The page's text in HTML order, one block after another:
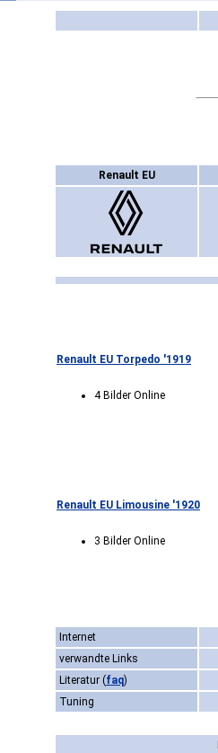
Renault EU
Renault EU Torpedo '1919
4 Bilder Online
Renault EU Limousine '1920
3 Bilder Online
Internet
verwandte Links
Literatur (faq)
Tuning